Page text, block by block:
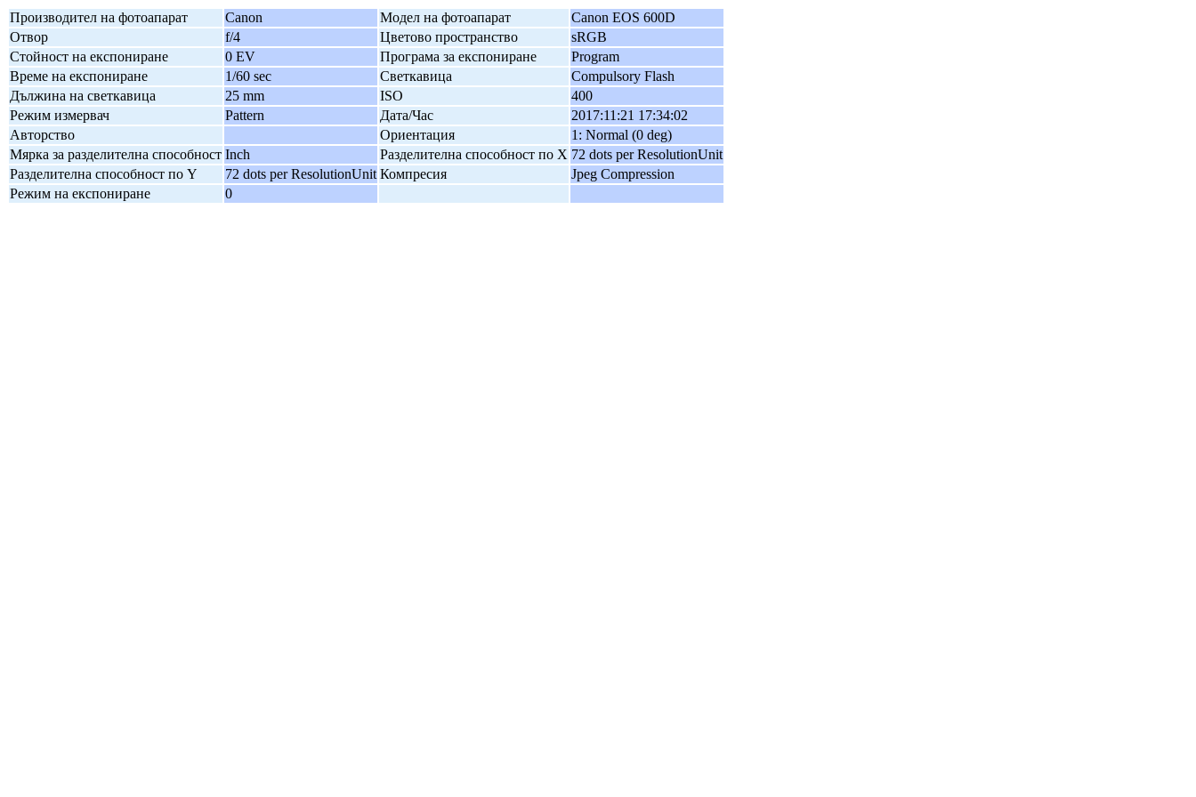
Производител на фотоапарат Canon Модел на фотоапарат
Canon EOS 600D
Отвор
f/4 Цветово пространство
sRGB
Стойност на експониране
0 EV Програма за експониране
Program
Време на експониране
1/60 sec Светкавица
Compulsory Flash
Дължина на светкавица
25 mm ISO
400
Режим измервач
Pattern Дата/Час
2017:11:21 17:34:02
Авторство
Ориентация
1: Normal (0 deg)
Мярка за разделителна способност Inch Разделителна способност по X 72 dots per ResolutionUnit
Разделителна способност по Y
72 dots per ResolutionUnit Компресия
Jpeg Compression
Режим на експониране
0